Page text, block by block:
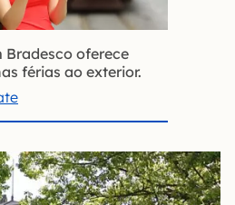
Bradesco oferece
férias ao exterior.